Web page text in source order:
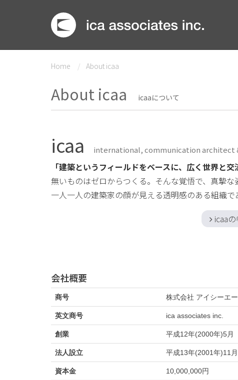
Home About icaa
About icaa icaaについて
icaa international, communication architect
「建築というフィールドをベースに、広く世界と交
無いものはゼロからつくる。そんな覚悟で、真摯
一人一人の建築家の顔が見える透明感のある組織
icaa
会社概要
商号 株式会社 アイシーエ
英文商号 ica associates inc.
創業 平成12年(2000年)5月
法人設立 平成13年(2001年)11
資本金 10,000,000円